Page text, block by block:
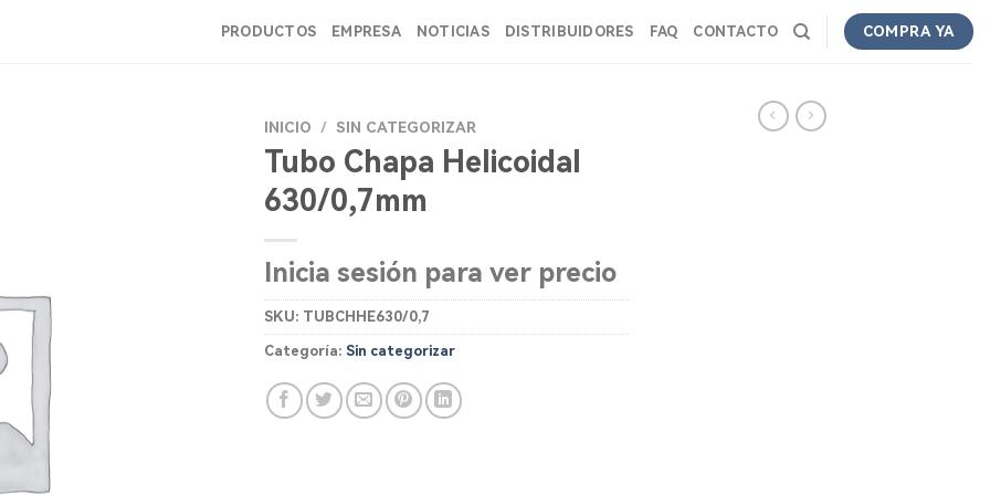
PRODUCTOS EMPRESA NOTICIAS DISTRIBUIDORES FAQ CONTACTO COMPRA YA
INICIO / SIN CATEGORIZAR
Tubo Chapa Helicoidal
630/0,7mm
Inicia sesión para ver precio
SKU: TUBCHHE630/0,7
Categoría: Sin categorizar